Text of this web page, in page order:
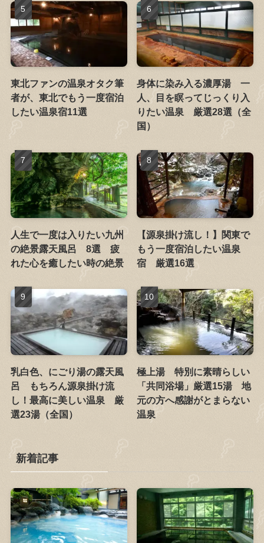
東北ファンの温泉オタク筆
者が、東北でもう一度宿泊
したい温泉宿11選
身体に染み入る濃厚湯 一
人、目を瞑ってじっくり入
りたい温泉 厳選28選（全
国）
人生で一度は入りたい九州
の絶景露天風呂 8選 疲
れた心を癒したい時の絶景
【源泉掛け流し！】関東で
もう一度宿泊したい温泉
宿 厳選16選
乳白色、にごり湯の露天風
呂 もちろん源泉掛け流
し！最高に美しい温泉 厳
選23湯（全国）
極上湯 特別に素晴らしい
「共同浴場」厳選15湯 地
元の方へ感謝がとまらない
温泉
新着記事